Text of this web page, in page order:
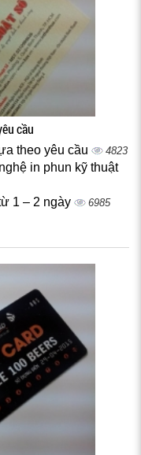
cầu
theo yêu cầu 4823
in phun kỹ thuật
1 – 2 ngày 6985